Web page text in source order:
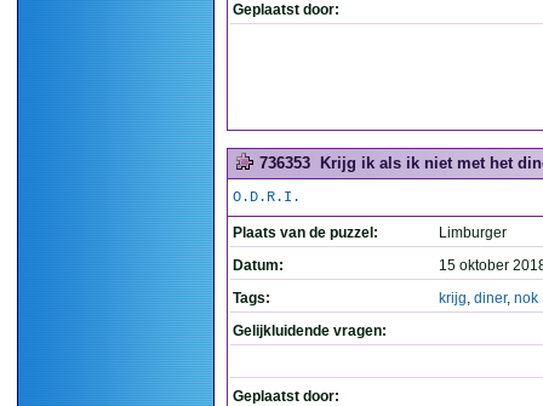
Geplaatst door:
736353 Krijg ik als ik niet met het
O.D.R.I.
Plaats van de puzzel:
Limburger
Datum:
15 oktober
Tags:
krijg, diner, nok
Gelijkluidende vragen:
Geplaatst door: